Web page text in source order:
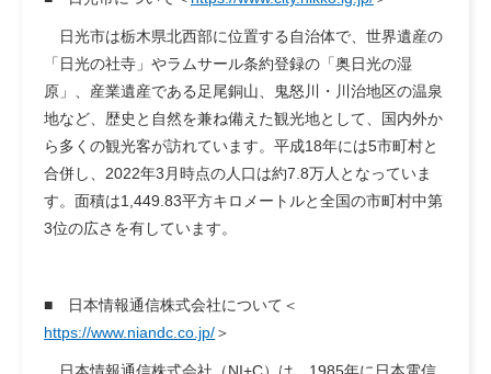
日光市は栃木県北西部に位置する自治体で、世界遺産の
「日光の社寺」やラムサール条約登録の「奥日光の湿
原」、産業遺産である足尾銅山、鬼怒川・川治地区の温泉
地など、歴史と自然を兼ね備えた観光地として、国内外か
ら多くの観光客が訪れています。平成18年には5市町村と
合併し、2022年3月時点の人口は約7.8万人となっていま
す。面積は1,449.83平方キロメートルと全国の市町村中第
3位の広さを有しています。
■ 日本情報通信株式会社について ＜
https://www.niandc.co.jp/＞